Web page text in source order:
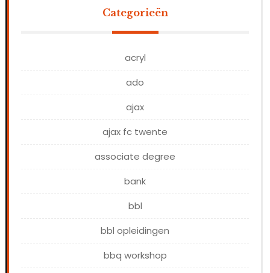
Categorieën
acryl
ado
ajax
ajax fc twente
associate degree
bank
bbl
bbl opleidingen
bbq workshop